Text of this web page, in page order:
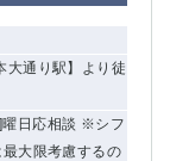
通り駅】より徒
曜日応相談 ※シフ
大限考慮するの